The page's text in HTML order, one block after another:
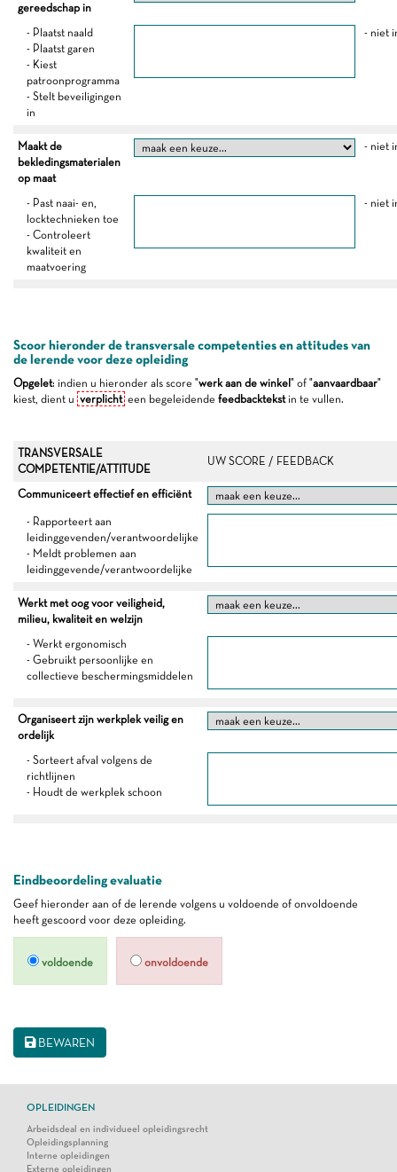
gereedschap in
- Plaatst naald
- Plaatst garen
- Kiest
patroonprogramma
- Stelt beveiligingen
in
- niet
Maakt de
bekledingsmaterialen
op maat
- niet
- Past naai- en,
locktechnieken toe
- Controleert
kwaliteit en
maatvoering
- niet
Scoor hieronder de transversale competenties en attitudes van
de lerende voor deze opleiding
Opgelet: indien u hieronder als score "werk aan de winkel " of "aanvaardbaar"
kiest, dient u verplicht een begeleidende feedbacktekstin te vullen.
TRANSVERSALE
COMPETENTIE/ATTITUDE
UW SCORE / FEEDBACK
Communiceert effectief en efficiënt
- Rapporteert aan
leidinggevenden/verantwoordelijke
- Meldt problemen aan
leidinggevende/verantwoordelijke
Werkt met oog voor veiligheid,
milieu, kwaliteit en welzijn
- Werkt ergonomisch
- Gebruikt persoonlijke en
collectieve beschermingsmiddelen
Organiseert zijn werkplek veilig en
ordelijk
- Sorteert afval volgens de
richtlijnen
- Houdt de werkplek schoon
Eindbeoordeling evaluatie
Geef hieronder aan of de lerende volgens u voldoende of onvoldoende
heeft gescoord voor deze opleiding.
voldoende onvoldoende
BEWAREN
OPLEIDINGEN
Arbeidsdeal en individueel opleidingsrecht
Opleidingsplanning
Interne opleidingen
Externe opleidingen